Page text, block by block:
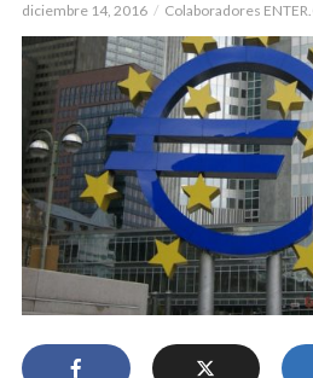
diciembre 14, 2016 Colaboradores